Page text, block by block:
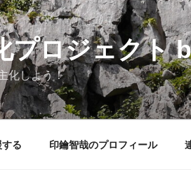
プロジェクト
化しよう！
る 印鑰智哉のプロフィール